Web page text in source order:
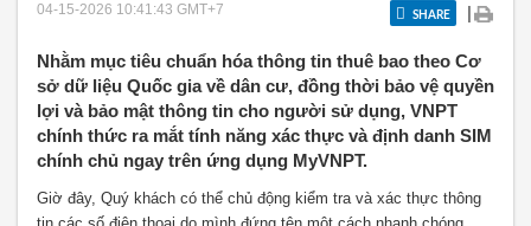
04-15-2026 10:41:43 GMT+7 SHARE |
Nhằm mục tiêu chuẩn hóa thông tin thuê bao theo Cơ
sở dữ liệu Quốc gia về dân cư, đồng thời bảo vệ quyền
lợi và bảo mật thông tin cho người sử dụng, VNPT
chính thức ra mắt tính năng xác thực và định danh SIM
chính chủ ngay trên ứng dụng MyVNPT.
Giờ đây, Quý khách có thể chủ động kiểm tra và xác thực thông